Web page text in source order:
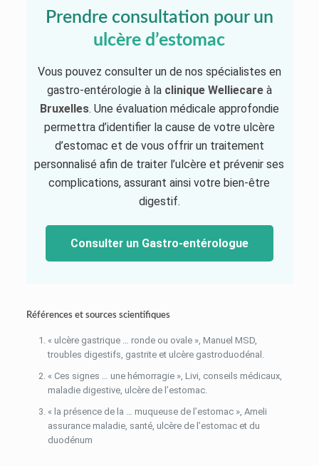
Prendre consultation pour un
ulcère d’estomac
Vous pouvez consulter un de nos spécialistes en
gastro-entérologie à la clinique Welliecareà
Bruxelles. Une évaluation médicale approfondie
permettra d’identifier la cause de votre ulcère
d’estomac et de vous offrir un traitement
personnalisé afin de traiter l’ulcère et prévenir ses
complications, assurant ainsi votre bien-être
digestif.
Consulter un Gastro-entérologue
Références et sources scientifiques
« ulcère gastrique … ronde ou ovale », Manuel MSD,
troubles digestifs, gastrite et ulcère gastroduodénal.
« Ces signes … une hémorragie », Livi, conseils médicaux,
maladie digestive, ulcère de l’estomac.
« la présence de la … muqueuse de l’estomac », Ameli
assurance maladie, santé, ulcère de l’estomac et du
duodénum